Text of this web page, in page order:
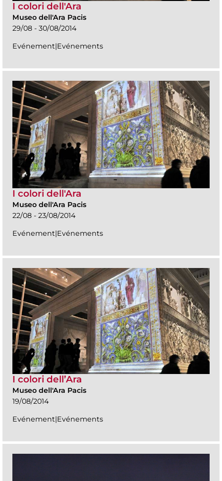
I colori dell'Ara
Museo dell'Ara Pacis
29/08 - 30/08/2014
Evénement|Evénements
I colori dell'Ara
Museo dell'Ara Pacis
22/08 - 23/08/2014
Evénement|Evénements
I colori dell’Ara
Museo dell'Ara Pacis
19/08/2014
Evénement|Evénements